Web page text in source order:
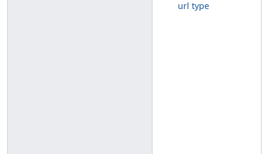
url type